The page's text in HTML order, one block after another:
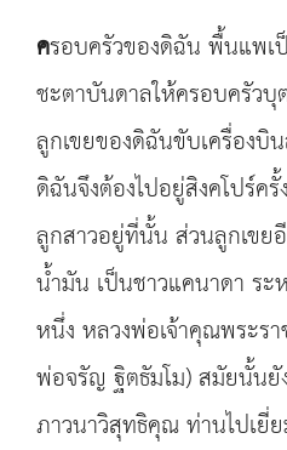
ครอบครัวของดิฉัน พื้นแพ
ชะตาบันดาลให้ครอบครัวบุ
ลูกเขยของดิฉันขับเครื่องบิ
ดิฉันจึงต้องไปอยู่สิงคโปร์ค
ลูกสาวอยู่ที่นั้น ส่วนลูกเขย
น้ำมัน เป็นชาวแคนาดา ร
หนึ่ง หลวงพ่อเจ้าคุณพระร
พ่อจรัญ ฐิตธัมโม) สมัยนั้นยั
ภาวนาวิสุทธิคุณ ท่านไปเยี่